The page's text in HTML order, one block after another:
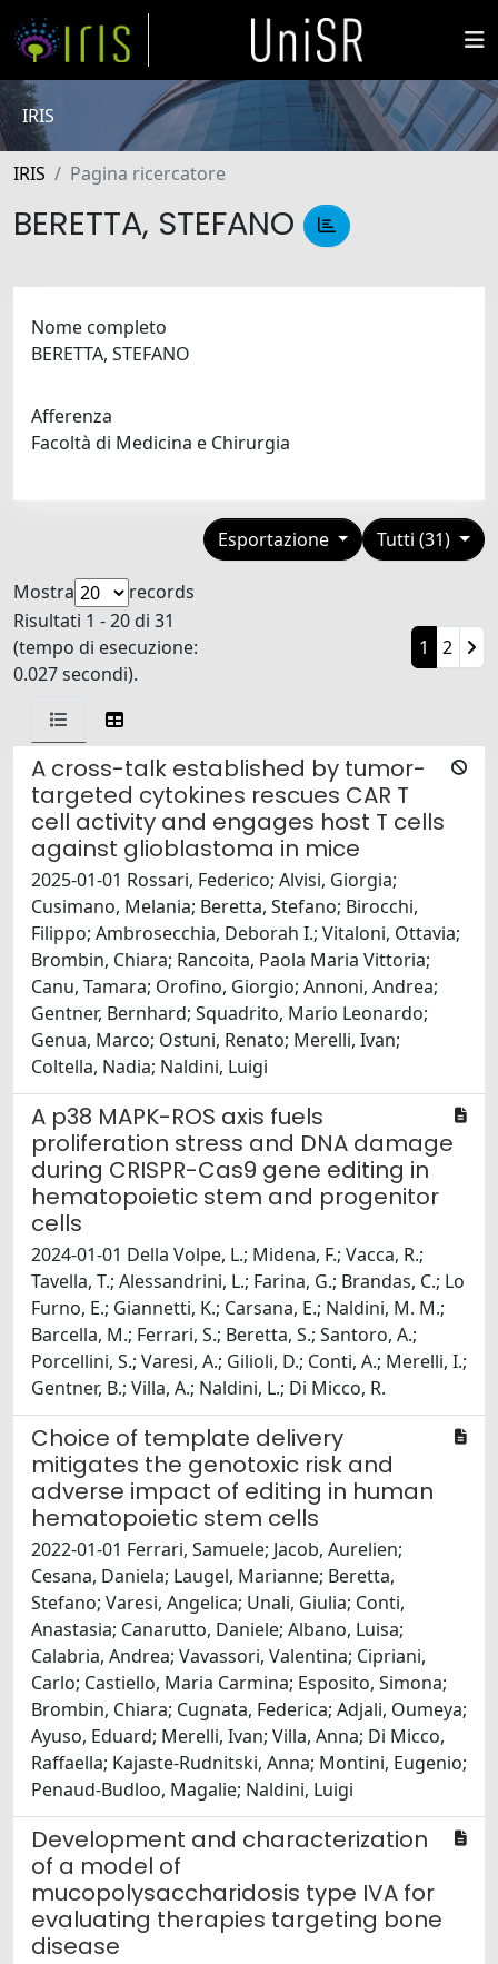
IRIS
IRIS Pagina ricercatore
BERETTA, STEFANO
Nome completo
BERETTA, STEFANO
Afferenza
Facoltà di Medicina e Chirurgia
Tutti (31)
Esportazione
Mostra
records
Risultati 1 - 20 di 31
(tempo di esecuzione:
0.027 secondi).
1 2
A cross-talk established by tumor-
targeted cytokines rescues CAR T
cell activity and engages host T cells
against glioblastoma in mice
2025-01-01 Rossari, Federico; Alvisi, Giorgia;
Cusimano, Melania; Beretta, Stefano; Birocchi,
Filippo; Ambrosecchia, Deborah I.; Vitaloni, Ottavia;
Brombin, Chiara; Rancoita, Paola Maria Vittoria;
Canu, Tamara; Orofino, Giorgio; Annoni, Andrea;
Gentner, Bernhard; Squadrito, Mario Leonardo;
Genua, Marco; Ostuni, Renato; Merelli, Ivan;
Coltella, Nadia; Naldini, Luigi
A p38 MAPK-ROS axis fuels
proliferation stress and DNA damage
during CRISPR-Cas9 gene editing in
hematopoietic stem and progenitor
cells
2024-01-01 Della Volpe, L.; Midena, F.; Vacca, R.;
Tavella, T.; Alessandrini, L.; Farina, G.; Brandas, C.; Lo
Furno, E.; Giannetti, K.; Carsana, E.; Naldini, M. M.;
Barcella, M.; Ferrari, S.; Beretta, S.; Santoro, A.;
Porcellini, S.; Varesi, A.; Gilioli, D.; Conti, A.; Merelli, I.;
Gentner, B.; Villa, A.; Naldini, L.; Di Micco, R.
Choice of template delivery
mitigates the genotoxic risk and
adverse impact of editing in human
hematopoietic stem cells
2022-01-01 Ferrari, Samuele; Jacob, Aurelien;
Cesana, Daniela; Laugel, Marianne; Beretta,
Stefano; Varesi, Angelica; Unali, Giulia; Conti,
Anastasia; Canarutto, Daniele; Albano, Luisa;
Calabria, Andrea; Vavassori, Valentina; Cipriani,
Carlo; Castiello, Maria Carmina; Esposito, Simona;
Brombin, Chiara; Cugnata, Federica; Adjali, Oumeya;
Ayuso, Eduard; Merelli, Ivan; Villa, Anna; Di Micco,
Raffaella; Kajaste-Rudnitski, Anna; Montini, Eugenio;
Penaud-Budloo, Magalie; Naldini, Luigi
Development and characterization
of a model of
mucopolysaccharidosis type IVA for
evaluating therapies targeting bone
disease